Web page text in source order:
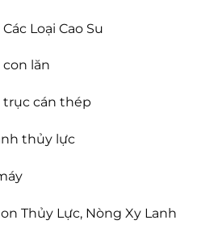
Loại Cao Su
con lăn
trục cán thép
thủy lực
Thủy Lực, Nòng Xy Lanh